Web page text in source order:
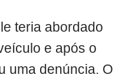
teria abordado
e após o
uma denúncia. O